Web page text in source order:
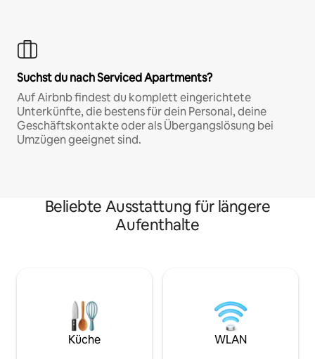
Suchst du nach Serviced Apartments?
Auf Airbnb findest du komplett eingerichtete
Unterkünfte, die bestens für dein Personal, deine
Geschäftskontakte oder als Übergangslösung bei
Umzügen geeignet sind.
Beliebte Ausstattung für längere
Aufenthalte
Küche WLAN